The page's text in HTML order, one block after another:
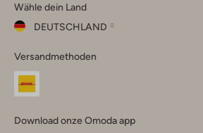
Instagram
Facebook
TikTok
Wähle dein Land
DEUTSCHLAND
dein
Land
Versandmethoden
Download onze Omoda app